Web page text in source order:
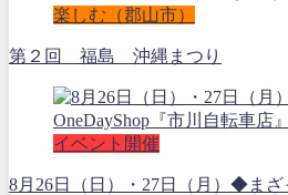
楽しむ（郡山市）
第２回 福島 沖縄まつり
イベント開催
8月26日（日）・27日（月）◆まざ